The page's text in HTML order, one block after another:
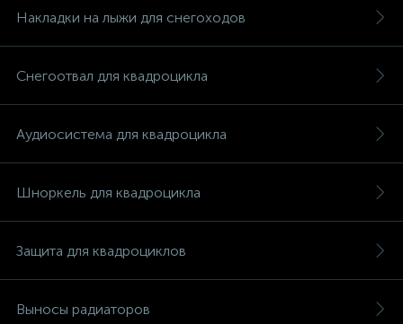
Накладки на лыжи для снегоходов
Снегоотвал для квадроцикла
Аудиосистема для квадроцикла
Шноркель для квадроцикла
Защита для квадроциклов
Выносы радиаторов